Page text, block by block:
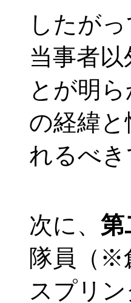
したが
当事者
とが明
の経緯
れるべき
次に、 第
隊員（※
スプリ